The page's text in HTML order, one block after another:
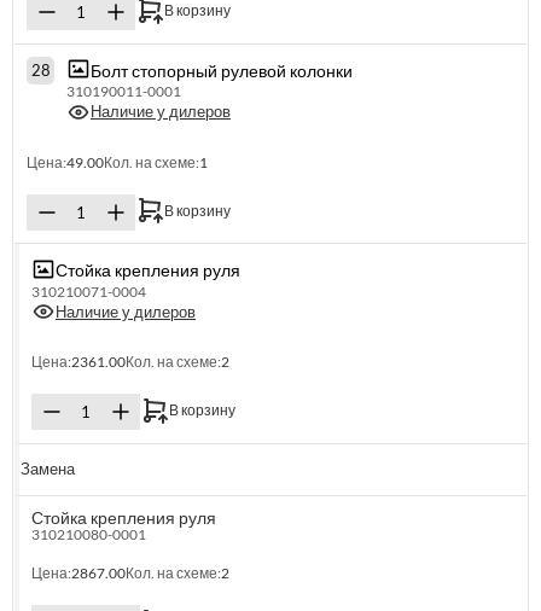
В корзину
28 Болт стопорный рулевой колонки
310190011-0001
Наличие у дилеров
Цена:49.00Кол. на схеме:1
В корзину
Стойка крепления руля
310210071-0004
Наличие у дилеров
Цена:2361.00Кол. на схеме:2
В корзину
Замена
Стойка крепления руля
310210080-0001
Цена:2867.00Кол. на схеме:2